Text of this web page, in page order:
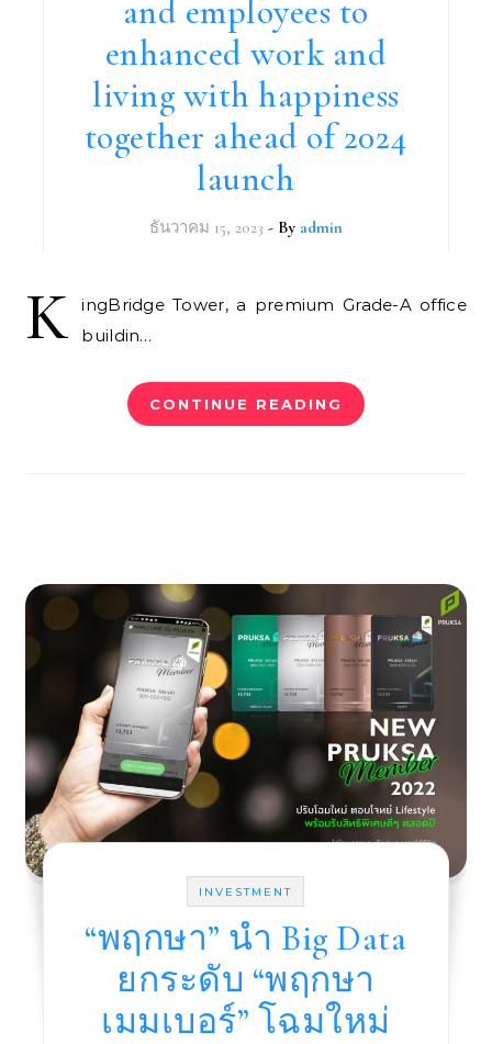
and employees to
enhanced work and
living with happiness
together ahead of 2024
launch
ธันวาคม 15, 2023 - By admin
K
ingBridge Tower, a premium Grade-A office
buildin…
CONTINUE READING
INVESTMENT
“พฤกษา” นำ Big Data
ยกระดับ “พฤกษา
เมมเบอร์” โฉมใหม่